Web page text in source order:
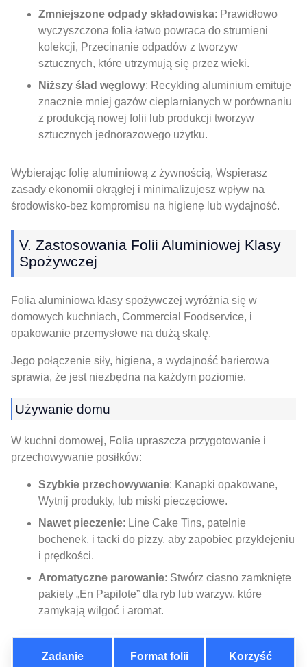
Zmniejszone odpady składowiska: Prawidłowo
wyczyszczona folia łatwo powraca do strumieni
kolekcji, Przecinanie odpadów z tworzyw
sztucznych, które utrzymują się przez wieki.
Niższy ślad węglowy: Recykling aluminium emituje
znacznie mniej gazów cieplarnianych w porównaniu
z produkcją nowej folii lub produkcji tworzyw
sztucznych jednorazowego użytku.
Wybierając folię aluminiową z żywnością, Wspierasz
zasady ekonomii okrągłej i minimalizujesz wpływ na
środowisko-bez kompromisu na higienę lub wydajność.
V. Zastosowania Folii Aluminiowej Klasy
Spożywczej
Folia aluminiowa klasy spożywczej wyróżnia się w
domowych kuchniach, Commercial Foodservice, i
opakowanie przemysłowe na dużą skalę.
Jego połączenie siły, higiena, a wydajność barierowa
sprawia, że ​​jest niezbędna na każdym poziomie.
Używanie domu
W kuchni domowej, Folia upraszcza przygotowanie i
przechowywanie posiłków:
Szybkie przechowywanie: Kanapki opakowane,
Wytnij produkty, lub miski pieczęciowe.
Nawet pieczenie: Line Cake Tins, patelnie
bochenek, i tacki do pizzy, aby zapobiec przyklejeniu
i prędkości.
Aromatyczne parowanie: Stwórz ciasno zamknięte
pakiety „En Papilote” dla ryb lub warzyw, które
zamykają wilgoć i aromat.
Zadanie Format folii Korzyść